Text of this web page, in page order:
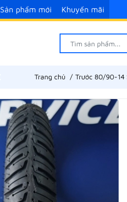
Sản phẩm mới Khuyến mãi
Trang chủ Trước 80/90-14